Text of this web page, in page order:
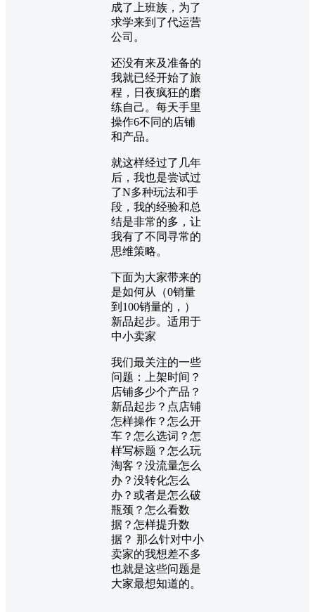
成了上班族，为了
求学来到了代运营
公司。
还没有来及准备的
我就已经开始了旅
程，日夜疯狂的磨
练自己。每天手里
操作6不同的店铺
和产品。
就这样经过了几年
后，我也是尝试过
了N多种玩法和手
段，我的经验和总
结是非常的多，让
我有了不同寻常的
思维策略。
下面为大家带来的
是如何从（0销量
到100销量的，）
新品起步。适用于
中小卖家
我们最关注的一些
问题：上架时间？
店铺多少个产品？
新品起步？点店铺
怎样操作？怎么开
车？怎么选词？怎
样写标题？怎么玩
淘客？没流量怎么
办？没转化怎么
办？或者是怎么破
瓶颈？怎么看数
据？怎样提升数
据？ 那么针对中小
卖家的我想差不多
也就是这些问题是
大家最想知道的。